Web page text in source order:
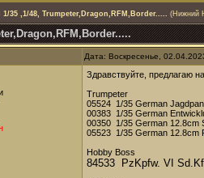
35 ,1/48, Trumpeter,Dragon,RFM,Border..... (Нижний
Дата: Воскресенье,
Здравствуйте, предлагаю
Trumpeter
05524 1/35 German
00383 1/35 German
00350 1/35 German 12.8cm
05523 1/35 German 12.8cm
Hobby Boss
84533 PzKpfw. VI